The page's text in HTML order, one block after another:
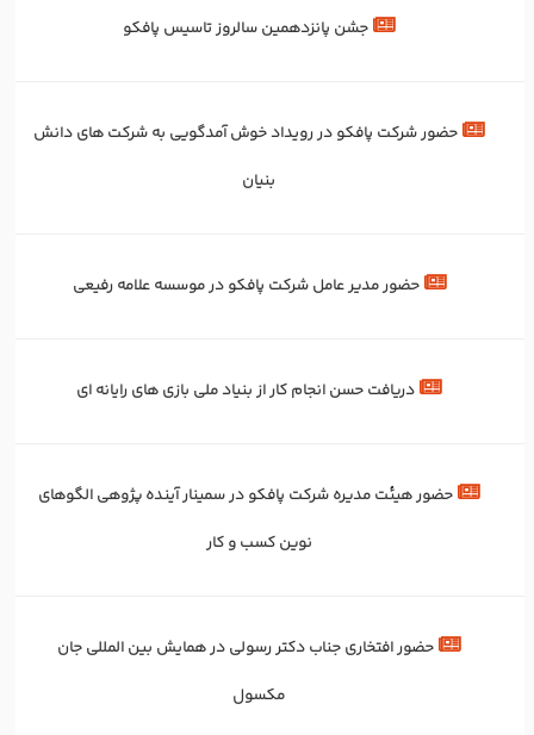
جشن پانزدهمین سالروز تاسیس پافکو
حضور شرکت پافکو در رویداد خوش آمدگویی به شرکت های دانش
بنیان
حضور مدیر عامل شرکت پافکو در موسسه علامه رفیعی
دریافت حسن انجام کار از بنیاد ملی بازی های رایانه ای
حضور هیئت مدیره شرکت پافکو در سمینار آینده پژوهی الگوهای
نوین کسب و کار
حضور افتخاری جناب دکتر رسولی در همایش بین المللی جان
مکسول